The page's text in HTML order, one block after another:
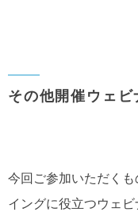
その他開催ウェビ
今回ご参加いただく
イングに役立つウェビ